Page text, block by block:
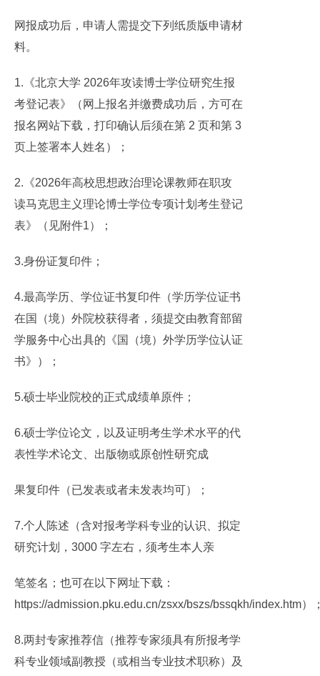
网报成功后，申请人需提交下列纸质版申请材
料。
1.《北京大学 2026年攻读博士学位研究生报
考登记表》（网上报名并缴费成功后，方可在
报名网站下载，打印确认后须在第 2 页和第 3
页上签署本人姓名）；
2.《2026年高校思想政治理论课教师在职攻
读马克思主义理论博士学位专项计划考生登记
表》（见附件1）；
3.身份证复印件；
4.最高学历、学位证书复印件（学历学位证书
在国（境）外院校获得者，须提交由教育部留
学服务中心出具的《国（境）外学历学位认证
书》）；
5.硕士毕业院校的正式成绩单原件；
6.硕士学位论文，以及证明考生学术水平的代
表性学术论文、出版物或原创性研究成
果复印件（已发表或者未发表均可）；
7.个人陈述（含对报考学科专业的认识、拟定
研究计划，3000 字左右，须考生本人亲
笔签名；也可在以下网址下载：
https://admission.pku.edu.cn/zsxx/bszs/bssqkh/index.htm）
8.两封专家推荐信（推荐专家须具有所报考学
科专业领域副教授（或相当专业技术职称）及